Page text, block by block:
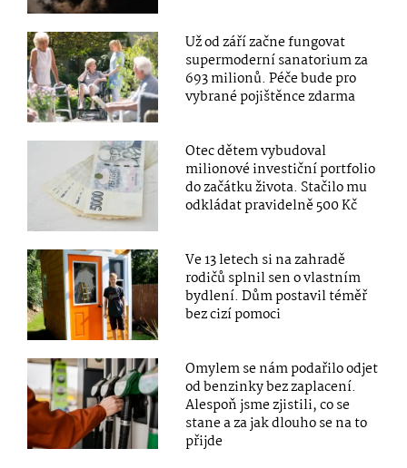
Už od září začne fungovat
supermoderní sanatorium za
693 milionů. Péče bude pro
vybrané pojištěnce zdarma
Otec dětem vybudoval
milionové investiční portfolio
do začátku života. Stačilo mu
odkládat pravidelně 500 Kč
Ve 13 letech si na zahradě
rodičů splnil sen o vlastním
bydlení. Dům postavil téměř
bez cizí pomoci
Omylem se nám podařilo odjet
od benzinky bez zaplacení.
Alespoň jsme zjistili, co se
stane a za jak dlouho se na to
přijde